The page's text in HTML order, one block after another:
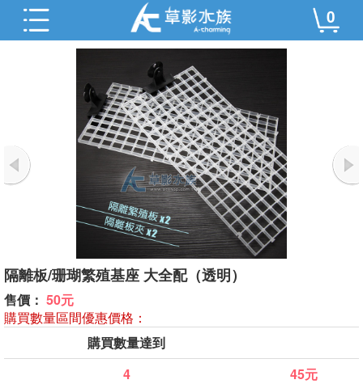
0
隔離板/珊瑚繁殖基座 大全配（透明）
售價： 50元
購買數量區間優惠價格：
購買數量達到
4
45元